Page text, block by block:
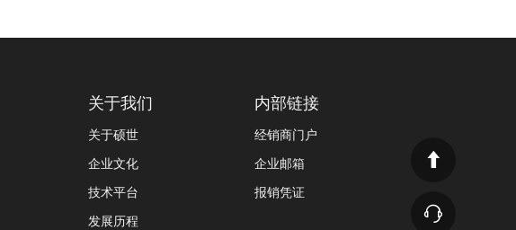
关于我们
关于硕世
企业文化
技术平台
发展历程
内部链接
经销商门户
企业邮箱
报销凭证